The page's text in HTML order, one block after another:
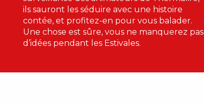
ils sauront les séduire avec une histoire
contée, et profitez-en pour vous balader.
Une chose est sûre, vous ne manquerez pas
d’idées pendant les Estivales.